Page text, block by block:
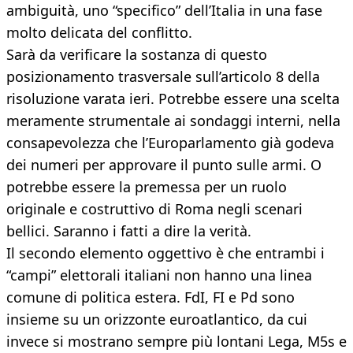
ambiguità, uno “specifico” dell’Italia in una fase
molto delicata del conflitto.
Sarà da verificare la sostanza di questo
posizionamento trasversale sull’articolo 8 della
risoluzione varata ieri. Potrebbe essere una scelta
meramente strumentale ai sondaggi interni, nella
consapevolezza che l’Europarlamento già godeva
dei numeri per approvare il punto sulle armi. O
potrebbe essere la premessa per un ruolo
originale e costruttivo di Roma negli scenari
bellici. Saranno i fatti a dire la verità.
Il secondo elemento oggettivo è che entrambi i
“campi” elettorali italiani non hanno una linea
comune di politica estera. FdI, FI e Pd sono
insieme su un orizzonte euroatlantico, da cui
invece si mostrano sempre più lontani Lega, M5s e